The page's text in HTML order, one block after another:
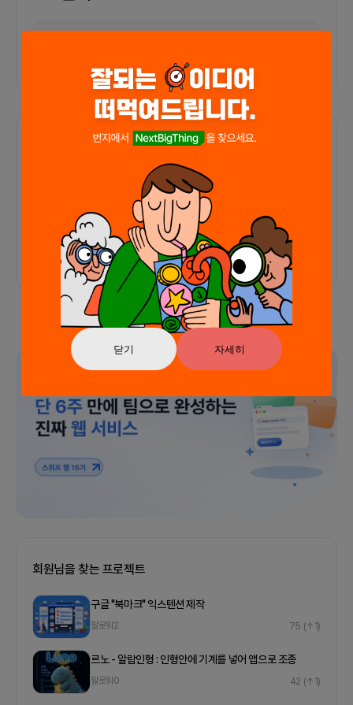
닫기 자세히
함께한 사람들이 남긴 말
프로젝트 0 프로챗
아직 후기가 도착하지 않았습니다
회원님을 찾는 프로젝트
구글 "북마크" 익스텐션 제작
팔로워 2 75 (↑1)
르노 - 알람인형 : 인형안에 기계를 넣어 앱으로 조종
팔로워 0 42 (↑1)